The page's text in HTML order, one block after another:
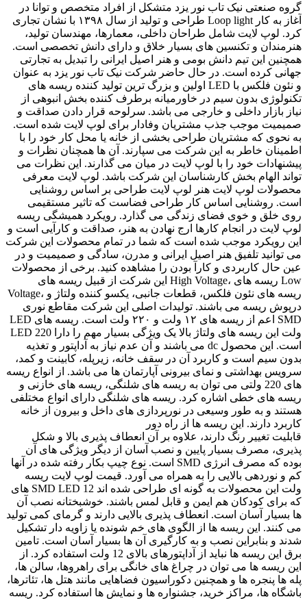
گروه صنعتی نیک تاب نور یزد متشکل از افراد متخصص و توانا در
طراحی و تولید از سال ۱۳۹۸ با نشان تجاری Loop light آغاز به کار
کرد. لوپ لایت شامل طراحان داخلی، معمارها، مهندسان تولید،
هنرمندان و تکنسین های بسیار خلاق و دارای دانش تخصصی است.
همچنین این تیم دانش بومی و هنر اصیل ایرانی را تبدیل به تجارتی
جهانی کرده است. در حال حاضر شرکت نیک تاب نور یزد به عنوان
اولین و بزرگ ترین تولید کننده ریسه های LED و نئون فلکس با
تکنولوژی بدون سیم در خاورمیانه برطرف کننده بخش انبوهی از
نیاز بازار داخلی و خارجی می باشد. سرلوحه قرار دادن صداقت و
صمیمیت موجب جذب مشتریان وفادار برای لوپ لایت شده است.
به نحوی که مشتریان طراحی بخشی از خانه یا محل کار خود را با
اطمینان خاطر به این شرکت می سپارند. آن ها همچنان نظرات و
پیشنهادات خود را با لوپ لایت در میان می گذارند. این نظرات می
تواند الهام بخش کارشناسان این شرکت باشد. لوپ لایت معرفی
محصولات لوپ لایت هنر لوپ لایت طراحی بر اساس روشنایی
است. روشنایی اساس کار طراحی فضاست که تاثیر مستقیمی
روی خلق و خوی فضای زندگی می گذارد. رویکرد همیشگی ریسه
لوپ لایت در انجام کارها ارج نهادن به هنر، صداقت و کارآیی است و
این رویکرد موجب شده است که شما در تمام محصولات این شرکت
می توانید تلفیق هنر اصیل ایرانی و مدرن، سادگی و صمیمیت و در
عین حال کاربردی و کارآ بودن را مشاهده کنید. برخی از محصولات
این شرکت از قبیل ریسه های High Voltage، ریسه های Low
Voltage، ریسه های نئون فلکس، قطعات جانبی، یکسو کننده ولتاژ و
درپوش ریسه می باشند. تولیدات اصلی این شرکت مقاطع نوری
LED اعم از ریسه های ۱۲ ولت و ۲۲۰ ولت است. ریسه های SMD
LED 220 ولت این ریسه های ولتاژ بالا یک ویژگی بسیار مهم را دارا
می باشند و آن عدم نیاز به آداپتور و تغذیه dc است. این محصول
بدون سیم است و کاربرد آن در سقف خانه، زیرپله، کابینت و کمد،
سرویس بهداشتی و نمای بیرونی آپارتمان ها می باشد. از انواع ریسه
های 220 ولتی می توان به ریسه های شلنگی، ریسه های خازنی و
ریسه های خطی اشاره کرد. ریسه های شلنگی دارای انواع مختلفی
هستند و به طور وسیعی در نورپردازی های داخل و بیرون از خانه
کاربرد دارند. این ریسه ها از راه دور
قابلیت تغییر رنگ دارند، علاوه بر آن انعطاف پذیری بالا و شکل
پذیری، مصرف بسیار پایین و نصب آسان از دیگر ویژگی های آن
است. نوع چیپ بکار رفته شده در آنها SMD بوده که مصرف انرژی
کم و نوردهی بالایی را به همراه می آورد. قیمت لوپ لایت ریسه
های SMD LED 12 ولت این محصولات به گونه ای طراحی شده اند
که برای کودکان هم ایمن و قابل لمس باشند. خوشبختانه نصب آن
ها بسیار آسان است. انعطاف پذیری بالایی دارند و گرمای کمی تولید
می کنند. این ریسه ها از الگوی های خم شونده یا زاویه دار تشکیل
شدند و بنابراین نصب و به کارگیری آن ها بسیار آسان است. تامین
برق این ریسه ها نباید از آداپتورهای بالای 12 ولت استفاده کرد. از
این ریسه ها می توان در چراغ های خانگی برای راهروها، سالن ها،
پله ها پنجره ها و همچنین دکوراسیون فضاهایی مانند هتل ها، تئاترها،
باشگاه ها، مراکز خرید، جشنواره ها و نمایش ها استفاده کرد. ریسه